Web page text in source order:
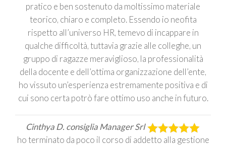
pratico e ben sostenuto da moltissimo materiale
teorico, chiaro e completo. Essendo io neofita
rispetto all’universo HR, temevo di incappare in
qualche difficoltà, tuttavia grazie alle colleghe, un
gruppo di ragazze meraviglioso, la professionalità
della docente e dell’ottima organizzazione dell’ente,
ho vissuto un’esperienza estremamente positiva e di
cui sono certa potrò fare ottimo uso anche in futuro.
Cinthya D. consiglia Manager Srl
ho terminato da poco il corso di addetto alla gestione